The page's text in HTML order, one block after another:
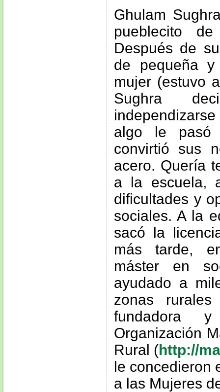
Ghulam
pueblecito
Después de
de pequeña y
mujer (estuvo
Sughra
algo le pasó
convirtió sus
acero. Quería
a la escuela,
dificultades y
sociales. A la
sacó la
más tarde,
máster en
ayudado a
zonas
fundadora
Organización
Rural (http://
le concedieron
a las Mujeres